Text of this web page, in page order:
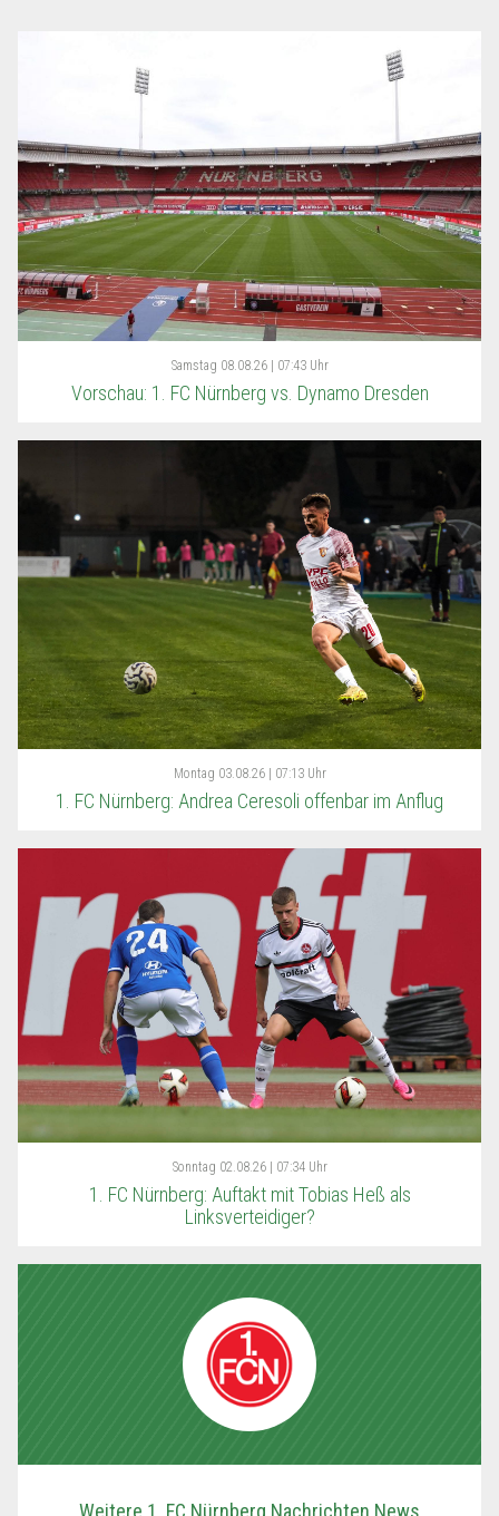
Samstag 08.08.26 | 07:43 Uhr
Vorschau: 1. FC Nürnberg vs. Dynamo Dresden
Montag 03.08.26 | 07:13 Uhr
1. FC Nürnberg: Andrea Ceresoli offenbar im Anflug
Sonntag 02.08.26 | 07:34 Uhr
1. FC Nürnberg: Auftakt mit Tobias Heß als
Linksverteidiger?